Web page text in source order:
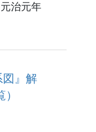
治元年
図』解